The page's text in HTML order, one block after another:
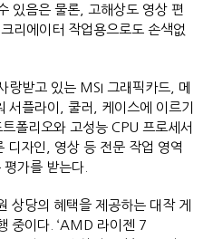
있음은 물론, 고해상도 영상 편
리에이터 작업용으로도 손색없
랑받고 있는 MSI 그래픽카드, 메
서플라이, 쿨러, 케이스에 이르기
폴리오와 고성능 CPU 프로세서
디자인, 영상 등 전문 작업 영역
평가를 받는다.
상당의 혜택을 제공하는 대작 게
중이다. ‘AMD 라이젠 7